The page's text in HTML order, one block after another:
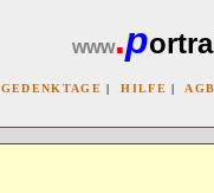
www.p
GEDENKTAGE |HILFE | AGB